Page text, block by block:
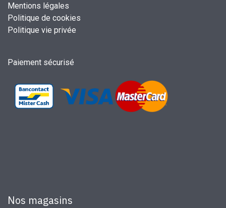
Mentions légales
Politique de cookies
Politique vie privée
Paiement sécurisé
Nos magasins